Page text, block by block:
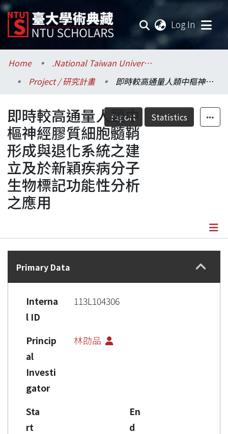
Log In
Communities & Collections
Research Outputs
Fundings & Projects
Researchers
Organizations
Statistics
Home
.National Taiwan University / 國立臺灣大學
Project / 研究計畫
即時較高通量人類中樞神經膠質細胞髓鞘形成與退化系統之建立及於新穎疾病分子生物標記功能性分析之應用
Export Statistics
即時較高通量人類中
樞神經膠質細胞髓鞘
形成與退化系統之建
立及於新穎疾病分子
生物標記功能性分析
之應用
Details
Primary Data
Interna
l ID
113L104306
Princip
al
Investi
gator
林劭品
Sta
rt
En
d